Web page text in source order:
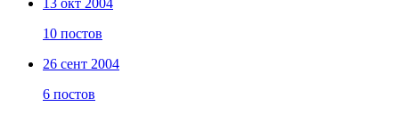
10 постов
26 сент 2004
6 постов